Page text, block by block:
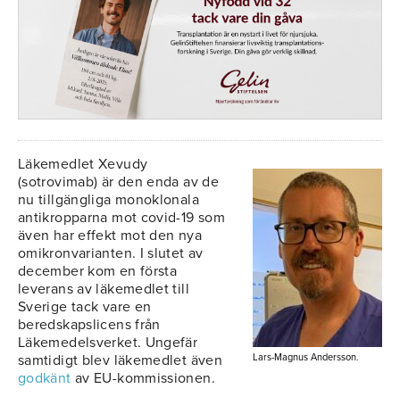
Lars-Magnus Andersson.
Läkemedlet Xevudy
(sotrovimab) är den enda av de
nu tillgängliga monoklonala
antikropparna mot covid-19 som
även har effekt mot den nya
omikronvarianten. I slutet av
december kom en första
leverans av läkemedlet till
Sverige tack vare en
beredskapslicens från
Läkemedelsverket. Ungefär
samtidigt blev läkemedlet även
godkänt av EU-kommissionen.